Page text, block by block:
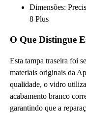
Dimensões:
8 Plus
O Que Distingue
Esta tampa traseira foi
materiais originais da
qualidade, o vidro
acabamento branco
garantindo que a